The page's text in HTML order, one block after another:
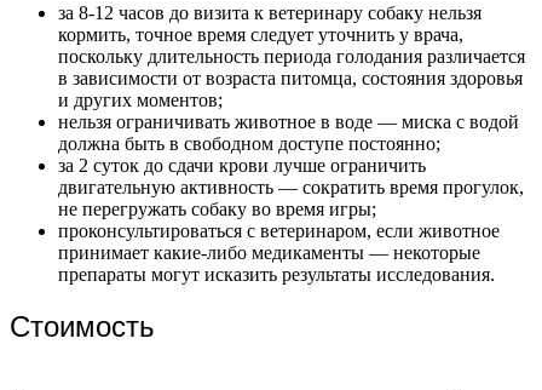
за 8-12 часов до визита к ветеринару собаку нельзя
кормить, точное время следует уточнить у врача,
поскольку длительность периода голодания различается
в зависимости от возраста питомца, состояния здоровья
и других моментов;
нельзя ограничивать животное в воде — миска с водой
должна быть в свободном доступе постоянно;
за 2 суток до сдачи крови лучше ограничить
двигательную активность — сократить время прогулок,
не перегружать собаку во время игры;
проконсультироваться с ветеринаром, если животное
принимает какие-либо медикаменты — некоторые
препараты могут исказить результаты исследования.
Стоимость